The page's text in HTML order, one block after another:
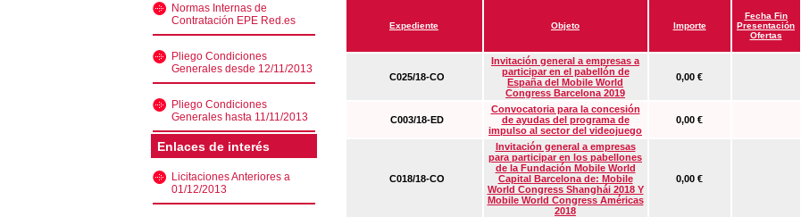
Normas Internas de
Contratación EPE Red.es
Pliego Condiciones
Generales desde 12/11/2013
Pliego Condiciones
Generales hasta 11/11/2013
Enlaces de interés
Licitaciones Anteriores a
01/12/2013
Expediente Objeto Importe
Fecha Fin
Presentación
Ofertas
C025/18-CO
Invitación general a empresas a
participar en el pabellón de
España del Mobile World
Congress Barcelona 2019
0,00 €
C003/18-ED
Convocatoria para la concesión
de ayudas del programa de
impulso al sector del videojuego
0,00 €
C018/18-CO
Invitación general a empresas
para participar en los pabellones
de la Fundación Mobile World
Capital Barcelona de: Mobile
World Congress Shanghái 2018 Y
Mobile World Congress Américas
2018
0,00 €